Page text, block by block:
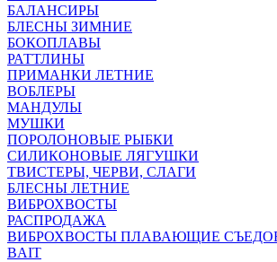
БАЛАНСИРЫ
БЛЕСНЫ ЗИМНИЕ
БОКОПЛАВЫ
РАТТЛИНЫ
ПРИМАНКИ ЛЕТНИЕ
ВОБЛЕРЫ
МАНДУЛЫ
МУШКИ
ПОРОЛОНОВЫЕ РЫБКИ
СИЛИКОНОВЫЕ ЛЯГУШКИ
ТВИСТЕРЫ, ЧЕРВИ, СЛАГИ
БЛЕСНЫ ЛЕТНИЕ
ВИБРОХВОСТЫ
РАСПРОДАЖА
ВИБРОХВОСТЫ ПЛАВАЮЩИЕ
BAIT